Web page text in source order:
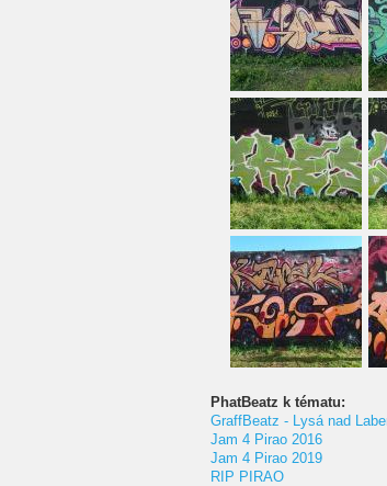
PhatBeatz k tématu:
GraffBeatz - Lysá nad
Jam 4 Pirao 2016
Jam 4 Pirao 2019
RIP PIRAO